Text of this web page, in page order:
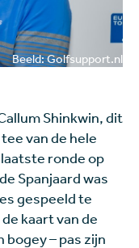
Beeld: Golfsupport.nl
Shinkwin, dit
van de hele
ronde op
Spanjaard was
gespeeld te
kaart van de
– pas zijn